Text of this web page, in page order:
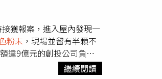
購併。陳姓父子後來轉
平台分享自己的投資經
有每坪127萬、總價1億餘
上門找人，發現陳坐在
打鬥痕跡，也無外力介
獲報案，進入屋內發現一
粉末 ，現場並留有半顆不
達9億元的創投公司負責
為知名台商，早年從化妝
繼續閱讀